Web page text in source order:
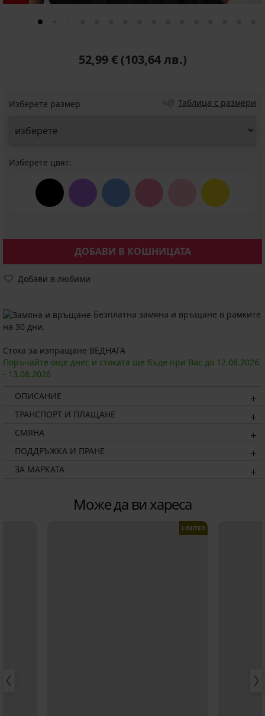
52,99 € (103,64 лв.)
Изберете размер Таблица с размери
Изберете цвят:
ДОБАВИ В КОШНИЦАТА
Добави в любими
Безплатна замяна и връщане в рамките
на 30 дни.
Стока за изпращане ВЕДНАГА
Поръчайте още днес и стоката ще бъде при Вас до 12.08.2026
- 13.08.2026
ОПИСАНИЕ
ТРАНСПОРТ И ПЛАЩАНЕ
СМЯНА
ПОДДРЪЖКА И ПРАНЕ
ЗА МАРКАТА
Може да ви хареса
LIMITED